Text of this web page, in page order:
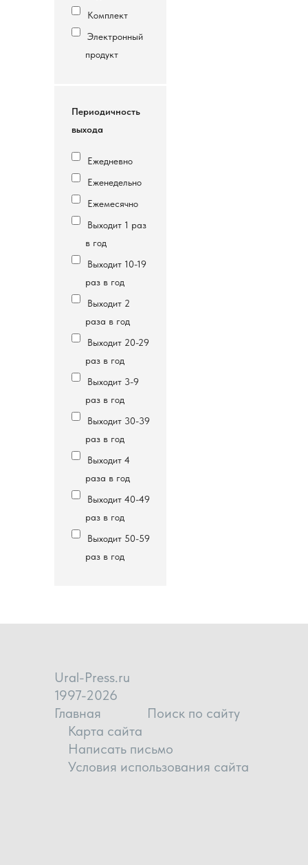
Комплект
Электронный
продукт
Периодичность
выхода
Ежедневно
Еженедельно
Ежемесячно
Выходит 1 раз
в год
Выходит 10-19
раз в год
Выходит 2
раза в год
Выходит 20-29
раз в год
Выходит 3-9
раз в год
Выходит 30-39
раз в год
Выходит 4
раза в год
Выходит 40-49
раз в год
Выходит 50-59
раз в год
Ural-Press.ru
1997-2026
Главная
Поиск по сайту
Карта сайта
Написать письмо
Условия использования сайта